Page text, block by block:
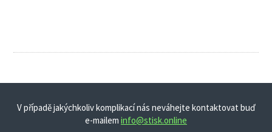
V případě jakýchkoliv komplikací nás neváhejte kontaktovat buď
e-mailem info@stisk.online